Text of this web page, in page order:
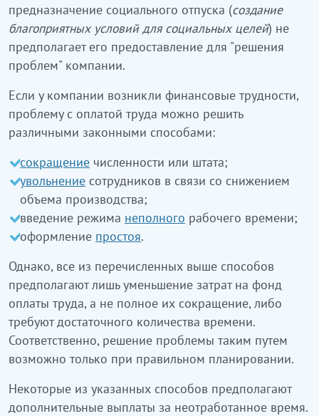
предназначение социального отпуска (создание
благоприятных условий для социальных целей) не
предполагает его предоставление для "решения
проблем" компании.
Если у компании возникли финансовые трудности,
проблему с оплатой труда можно решить
различными законными способами:
сокращение численности или штата;
увольнение сотрудников в связи со снижением
объема производства;
введение режима неполного рабочего времени;
оформление простоя.
Однако, все из перечисленных выше способов
предполагают лишь уменьшение затрат на фонд
оплаты труда, а не полное их сокращение, либо
требуют достаточного количества времени.
Соответственно, решение проблемы таким путем
возможно только при правильном планировании.
Некоторые из указанных способов предполагают
дополнительные выплаты за неотработанное время.